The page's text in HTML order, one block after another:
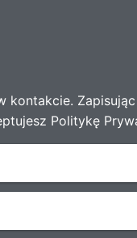
kontakcie.
Politykę